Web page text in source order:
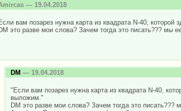
— 19.04.2018
вам позарез нужна карта из квадрата N-40,
это разве мои слова? Зачем тогда это писать??? мы
DM — 19.04.2018
"Если вам позарез нужна карта из квадрата N-40,
выложим."
DM это разве мои слова? Зачем тогда это